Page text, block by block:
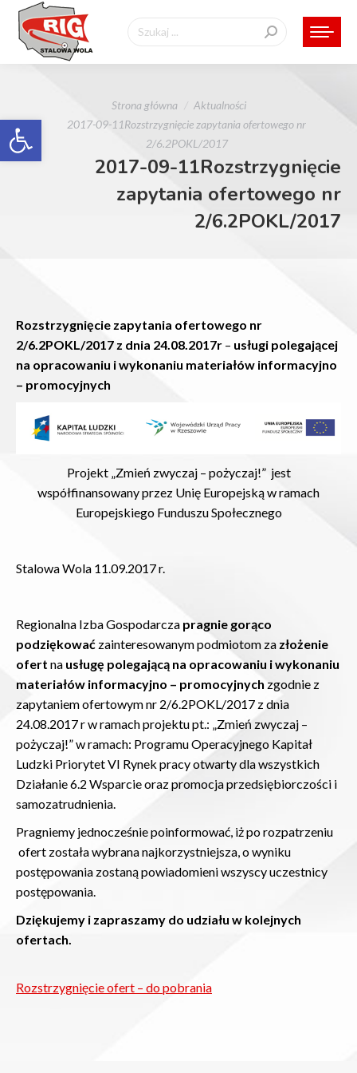
Otwórz pasek narzędzi
Szukaj:
Strona główna
Aktualności
2017-09-11Rozstrzygnięcie zapytania ofertowego nr
2/6.2POKL/2017
2017-09-11Rozstrzygnięcie
zapytania ofertowego nr
2/6.2POKL/2017
Rozstrzygnięcie zapytania ofertowego nr
2/6.2POKL/2017 z dnia 24.08.2017r – usługi polegającej
na opracowaniu i wykonaniu materiałów informacyjno
– promocyjnych
Projekt „Zmień zwyczaj – pożyczaj!” jest
współfinansowany przez Unię Europejską w ramach
Europejskiego Funduszu Społecznego
Stalowa Wola 11.09.2017 r.
Regionalna Izba Gospodarcza pragnie gorąco
podziękować zainteresowanym podmiotom za złożenie
ofert na usługę polegającą na opracowaniu i wykonaniu
materiałów informacyjno – promocyjnych zgodnie z
zapytaniem ofertowym nr 2/6.2POKL/2017 z dnia
24.08.2017 r w ramach projektu pt.: „Zmień zwyczaj –
pożyczaj!” w ramach: Programu Operacyjnego Kapitał
Ludzki Priorytet VI Rynek pracy otwarty dla wszystkich
Działanie 6.2 Wsparcie oraz promocja przedsiębiorczości i
samozatrudnienia.
Pragniemy jednocześnie poinformować, iż po rozpatrzeniu
ofert została wybrana najkorzystniejsza, o wyniku
postępowania zostaną powiadomieni wszyscy uczestnicy
postępowania.
Dziękujemy i zapraszamy do udziału w kolejnych
ofertach.
Rozstrzygnięcie ofert – do pobrania